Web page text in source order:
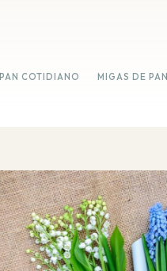
PAN COTIDIANO MIGAS DE PAN